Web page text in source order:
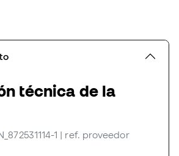
técnica de la
1 | ref. proveedor